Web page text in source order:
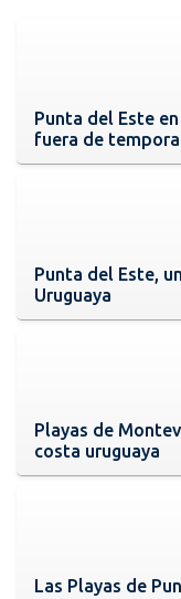
Punta del Este
fuera de
Punta del Este,
Uruguaya
Playas de
costa uruguaya
Las Playas de